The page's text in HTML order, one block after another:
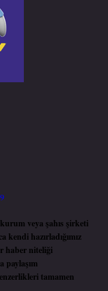
veya şahıs şirketi
kendi hazırladığımız
haber niteliği
paylaşım
tamamen